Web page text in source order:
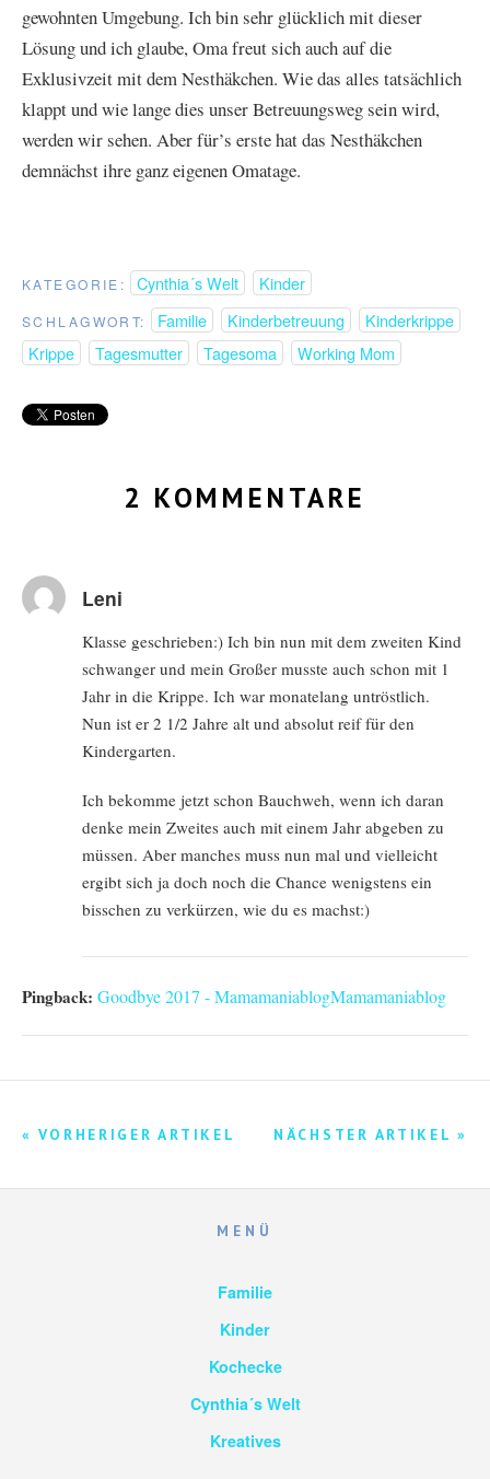
gewohnten Umgebung. Ich bin sehr glücklich mit dieser
Lösung und ich glaube, Oma freut sich auch auf die
Exklusivzeit mit dem Nesthäkchen. Wie das alles tatsächlich
klappt und wie lange dies unser Betreuungsweg sein wird,
werden wir sehen. Aber für’s erste hat das Nesthäkchen
demnächst ihre ganz eigenen Omatage.
KATEGORIE: Cynthia´s Welt Kinder
SCHLAGWORT: Familie Kinderbetreuung
Kinderkrippe
Krippe
Tagesmutter Tagesoma Working Mom
2 KOMMENTARE
Leni
Klasse geschrieben:) Ich bin nun mit dem zweiten Kind
schwanger und mein Großer musste auch schon mit 1
Jahr in die Krippe. Ich war monatelang untröstlich.
Nun ist er 2 1/2 Jahre alt und absolut reif für den
Kindergarten.
Ich bekomme jetzt schon Bauchweh, wenn ich daran
denke mein Zweites auch mit einem Jahr abgeben zu
müssen. Aber manches muss nun mal und vielleicht
ergibt sich ja doch noch die Chance wenigstens ein
bisschen zu verkürzen, wie du es machst:)
Pingback: Goodbye 2017 - MamamaniablogMamamaniablog
NÄCHSTER ARTIKEL »
« VORHERIGER ARTIKEL
MENÜ
Familie
Kinder
Kochecke
Cynthia´s Welt
Kreatives